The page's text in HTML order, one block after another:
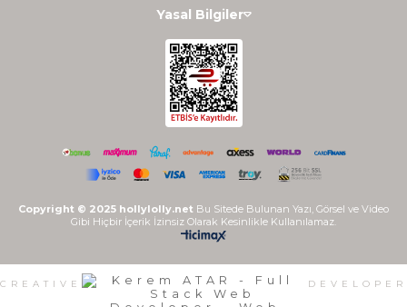
Yasal Bilgiler
Copyright © 2025 hollylolly.net Bu Sitede Bulunan Yazı, Görsel ve Video
Gibi Hiçbir İçerik İzinsiz Olarak Kesinlikle Kullanılamaz.
CREATIVE DEVELOPER